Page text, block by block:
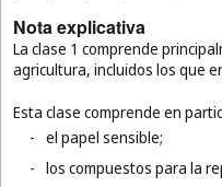
Nota explicativa
La clase 1 comprende
agricultura, incluidos los que
Esta clase comprende en
- el papel sensible;
- los compuestos para la